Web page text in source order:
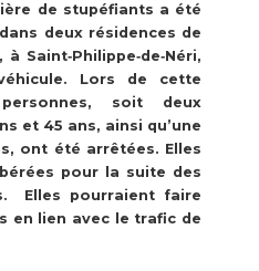
de stupéfiants a été
deux résidences de
Saint‑Philippe‑de‑Néri,
Lors de cette
soit deux
et 45 ans, ainsi qu’une
ont été arrêtées. Elles
pour la suite des
Elles pourraient faire
en lien avec le trafic de